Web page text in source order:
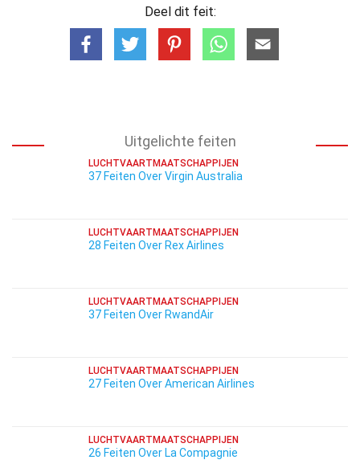
Deel dit feit:
Uitgelichte feiten
LUCHTVAARTMAATSCHAPPIJEN
37 Feiten Over Virgin Australia
LUCHTVAARTMAATSCHAPPIJEN
28 Feiten Over Rex Airlines
LUCHTVAARTMAATSCHAPPIJEN
37 Feiten Over RwandAir
LUCHTVAARTMAATSCHAPPIJEN
27 Feiten Over American Airlines
LUCHTVAARTMAATSCHAPPIJEN
26 Feiten Over La Compagnie